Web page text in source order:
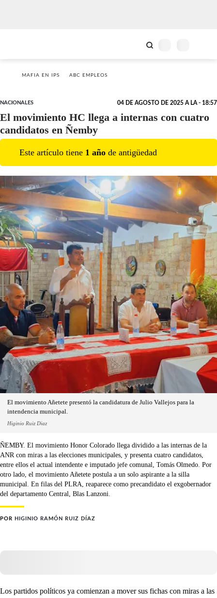
MAFIA EN IPS ABC EMPLEOS
NACIONALES 04 DE AGOSTO DE 2025 A LA - 18:57
El movimiento HC llega a internas con cuatro
candidatos en Ñemby
Este artículo tiene 1 año de antigüedad
El movimiento Añetete presentó la candidatura de Julio Vallejos para la
intendencia municipal.
Higinio Ruiz Diaz
ÑEMBY. El movimiento Honor Colorado llega dividido a las internas de la
ANR con miras a las elecciones municipales, y presenta cuatro candidatos,
entre ellos el actual intendente e imputado jefe comunal, Tomás Olmedo. Por
otro lado, el movimiento Añetete postula a un solo aspirante a la silla
municipal. En filas del PLRA, reaparece como precandidato el exgobernador
del departamento Central, Blas Lanzoni.
POR HIGINIO RAMÓN RUIZ DÍAZ
Los partidos políticos ya comienzan a mover sus fichas con miras a las